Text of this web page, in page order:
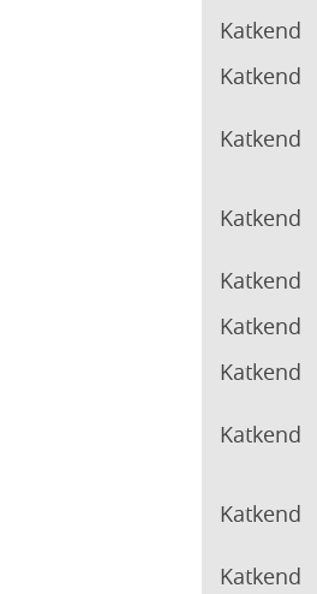
Katkend
Katkend
Katkend
Katkend
Katkend
Katkend
Katkend
Katkend
Katkend
Katkend